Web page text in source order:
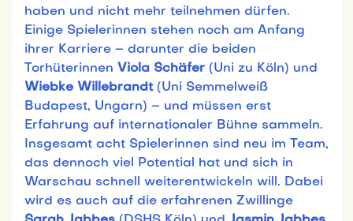
haben und nicht mehr teilnehmen dürfen.
Einige Spielerinnen stehen noch am Anfang
ihrer Karriere – darunter die beiden
Torhüterinnen Viola Schäfer (Uni zu Köln) und
Wiebke Willebrandt(Uni Semmelweiß
Budapest, Ungarn) – und müssen erst
Erfahrung auf internationaler Bühne sammeln.
Insgesamt acht Spielerinnen sind neu im Team,
das dennoch viel Potential hat und sich in
Warschau schnell weiterentwickeln will. Dabei
wird es auch auf die erfahrenen Zwillinge